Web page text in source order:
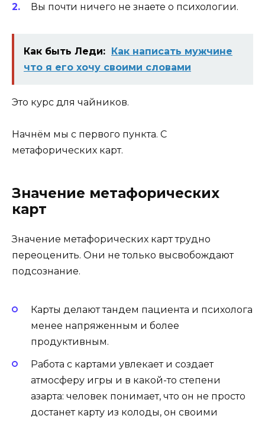
Вы почти ничего не знаете о психологии.
Как быть Леди: Как написать мужчине
что я его хочу своими словами
Это курс для чайников.
Начнём мы с первого пункта. С
метафорических карт.
Значение метафорических
карт
Значение метафорических карт трудно
переоценить. Они не только высвобождают
подсознание.
Карты делают тандем пациента и психолога
менее напряженным и более
продуктивным.
Работа с картами увлекает и создает
атмосферу игры и в какой-то степени
азарта: человек понимает, что он не просто
достанет карту из колоды, он своими